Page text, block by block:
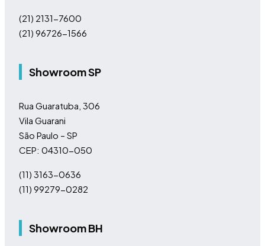
(21) 2131-7600
(21) 96726-1566
Showroom SP
Rua Guaratuba, 306
Vila Guarani
São Paulo – SP
CEP: 04310-050
(11) 3163-0636
(11) 99279-0282
Showroom BH